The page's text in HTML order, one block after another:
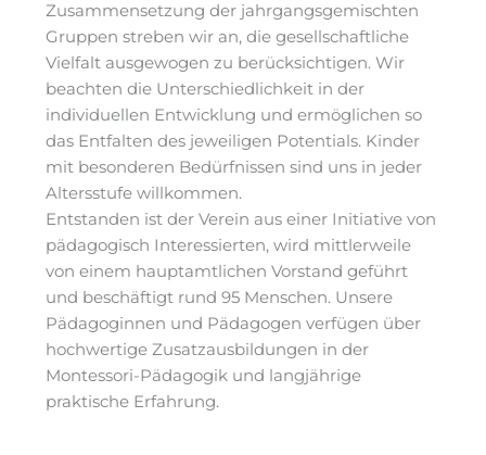
Zusammensetzung der jahrgangsgemischten
Gruppen streben wir an, die gesellschaftliche
Vielfalt ausgewogen zu berücksichtigen. Wir
beachten die Unterschiedlichkeit in der
individuellen Entwicklung und ermöglichen so
das Entfalten des jeweiligen Potentials. Kinder
mit besonderen Bedürfnissen sind uns in jeder
Altersstufe willkommen.
Entstanden ist der Verein aus einer Initiative von
pädagogisch Interessierten, wird mittlerweile
von einem hauptamtlichen Vorstand geführt
und beschäftigt rund 95 Menschen. Unsere
Pädagoginnen und Pädagogen verfügen über
hochwertige Zusatzausbildungen in der
Montessori-Pädagogik und langjährige
praktische Erfahrung.